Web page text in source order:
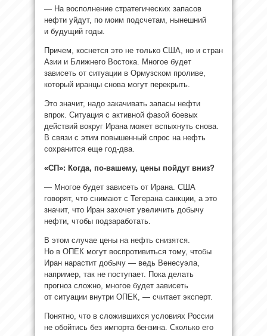
— На восполнение стратегических запасов
нефти уйдут, по моим подсчетам, нынешний
и будущий годы.
Причем, коснется это не только США, но и стран
Азии и Ближнего Востока. Многое будет
зависеть от ситуации в Ормузском проливе,
который иранцы снова могут перекрыть.
Это значит, надо закачивать запасы нефти
впрок. Ситуация с активной фазой боевых
действий вокруг Ирана может вспыхнуть снова.
В связи с этим повышенный спрос на нефть
сохранится еще год-два.
«СП»: Когда, по-вашему, цены пойдут вниз?
— Многое будет зависеть от Ирана. США
говорят, что снимают с Тегерана санкции, а это
значит, что Иран захочет увеличить добычу
нефти, чтобы подзаработать.
В этом случае цены на нефть снизятся.
Но в ОПЕК могут воспротивиться тому, чтобы
Иран нарастит добычу — ведь Венесуэла,
например, так не поступает. Пока делать
прогноз сложно, многое будет зависеть
от ситуации внутри ОПЕК, — считает эксперт.
Понятно, что в сложившихся условиях России
не обойтись без импорта бензина. Сколько его